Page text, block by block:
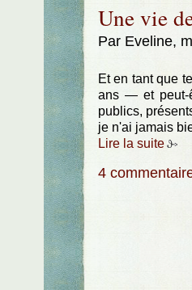
Une vie
Par Eveline,
Et en tant que
ans — et peut-
publics,
je n'ai jamais
Lire la suite
4